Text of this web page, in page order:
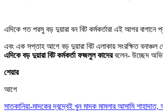
এদিকে গত পরসু বড় দুয়ারা বন বিট কর্মকর্তারা এই আগর
এবং এক সপ্তাহ আগে বড় দুয়ারা বিট এলাকায় সংরক্ষিত
এদিকে বড় দুয়ারা বিট কর্মকর্তা ফজলুল কাদেরবলেন- উচ্ছেদ
শেয়ার
আগে
সাতকানিয়া-মাদকের দ্বন্দ্বেই খুন মাদক মামলার আসামি